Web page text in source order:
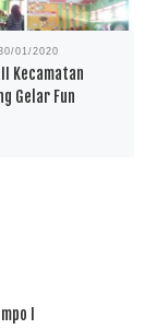
01/2020
Kecamatan
Gelar Fun
I